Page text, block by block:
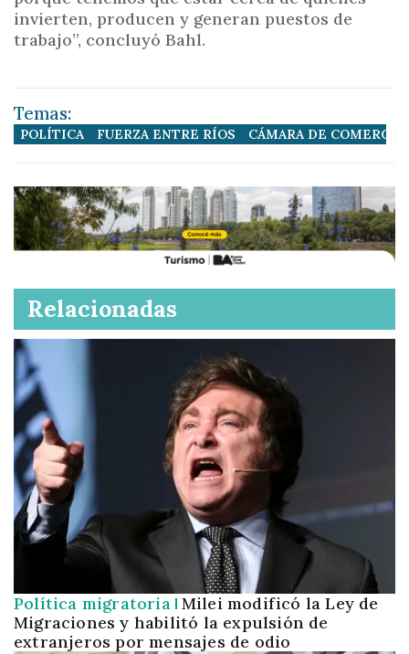
invierten, producen y generan puestos de
trabajo”, concluyó Bahl.
Temas:
POLÍTICA FUERZA ENTRE RÍOS CÁMARA DE
Relacionadas
Política migratoria Milei modificó la Ley de
Migraciones y habilitó la expulsión de
extranjeros por mensajes de odio